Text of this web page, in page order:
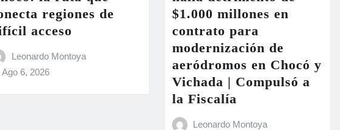
regiones de
acceso
Leonardo Montoya
Ago 6, 2026
$1.000 millones en
contrato para
modernización de
aeródromos en Chocó y
Vichada | Compulsó a
la Fiscalía
Leonardo Montoya